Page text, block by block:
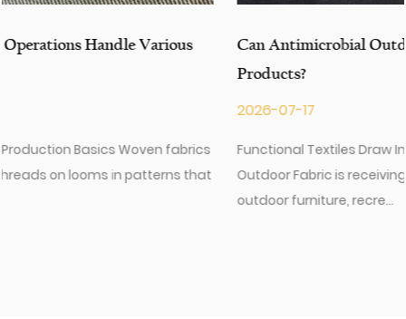
Can Antimicrobial Outdoor Fabric Improve Outdoor
Functional Textiles Draw Industry Interest Antimicrobial
Outdoor Fabric is receiving increased attention across